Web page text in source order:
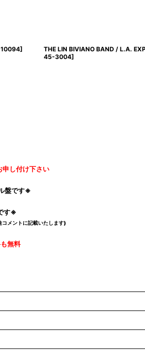
] THE LIN BIVIANO BAND / L.A.
45-3004]
し付け下さい
盤です※
す※
メントに記載いたします)
無料